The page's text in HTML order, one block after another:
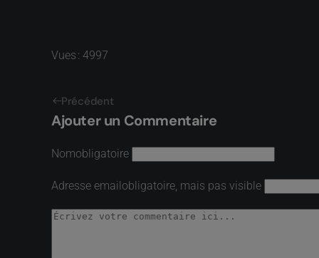
Vues : 4997
Précédent
Ajouter un Commentaire
Nomobligatoire
Adresse emailobligatoire, mais pas visible